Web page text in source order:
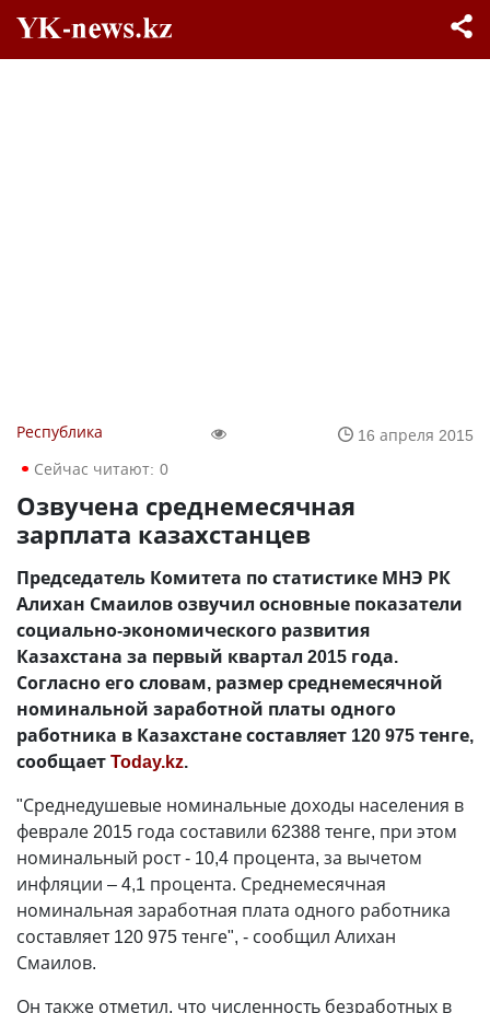
Республика
16 апреля 2015
Сейчас читают: 0
Озвучена среднемесячная
зарплата казахстанцев
Председатель Комитета по статистике МНЭ РК
Алихан Смаилов озвучил основные показатели
социально-экономического развития
Казахстана за первый квартал 2015 года.
Согласно его словам, размер среднемесячной
номинальной заработной платы одного
работника в Казахстане составляет 120 975 тенге,
сообщаетToday.kz.
"Среднедушевые номинальные доходы населения в
феврале 2015 года составили 62388 тенге, при этом
номинальный рост - 10,4 процента, за вычетом
инфляции – 4,1 процента. Среднемесячная
номинальная заработная плата одного работника
составляет 120 975 тенге", - сообщил Алихан
Смаилов.
Он также отметил, что численность безработных в